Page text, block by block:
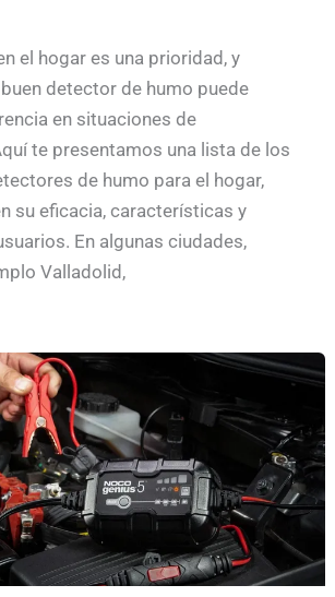
el hogar es una prioridad, y
detector de humo puede
en situaciones de
te presentamos una lista de los
de humo para el hogar,
su eficacia, características y
En algunas ciudades,
Valladolid,